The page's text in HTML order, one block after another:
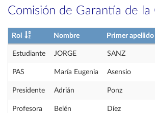
Comisión de Garantía de la
Rol Nombre Primer apellido
Estudiante JORGE SANZ
PAS María Eugenia Asensio
Presidente Adrián Ponz
Profesora Belén Díez